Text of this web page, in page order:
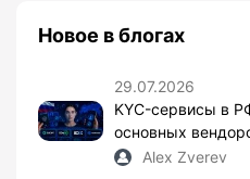
Новое в блогах
29.07.2026
KYC-сервисы в
основных
Alex Zverev